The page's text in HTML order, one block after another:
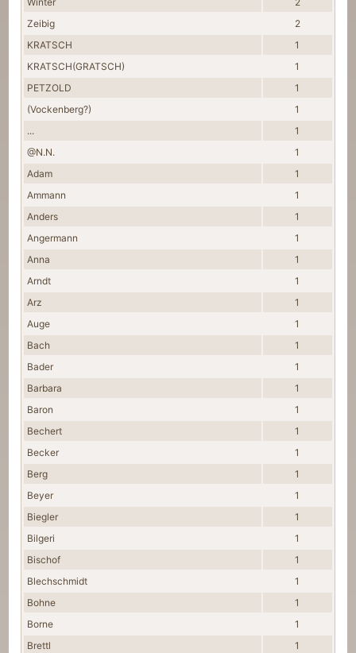
Zeibig
2
KRATSCH
1
KRATSCH(GRATSCH)
1
PETZOLD
1
(Vockenberg?)
1
...
1
@N.N.
1
Adam
1
Ammann
1
Anders
1
Angermann
1
Anna
1
Arndt
1
Arz
1
Auge
1
Bach
1
Bader
1
Barbara
1
Baron
1
Bechert
1
Becker
1
Berg
1
Beyer
1
Biegler
1
Bilgeri
1
Bischof
1
Blechschmidt
1
Bohne
1
Borne
1
Brettl
1